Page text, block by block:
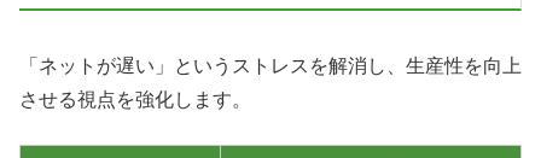
「ネットが遅い」というストレスを解消し、生産性を向上
させる視点を強化します。